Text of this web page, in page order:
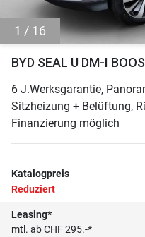
1 / 16
BYD SEAL U DM-I
6 J.Werksgarantie,
Sitzheizung + Belüftung,
Finanzierung möglich
Katalogpreis
Reduziert
Leasing*
mtl. ab CHF 295.-*